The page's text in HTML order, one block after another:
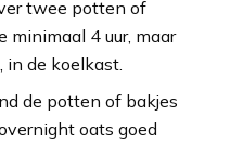
twee potten of
minimaal 4 uur, maar
in de koelkast.
de potten of bakjes
oats goed